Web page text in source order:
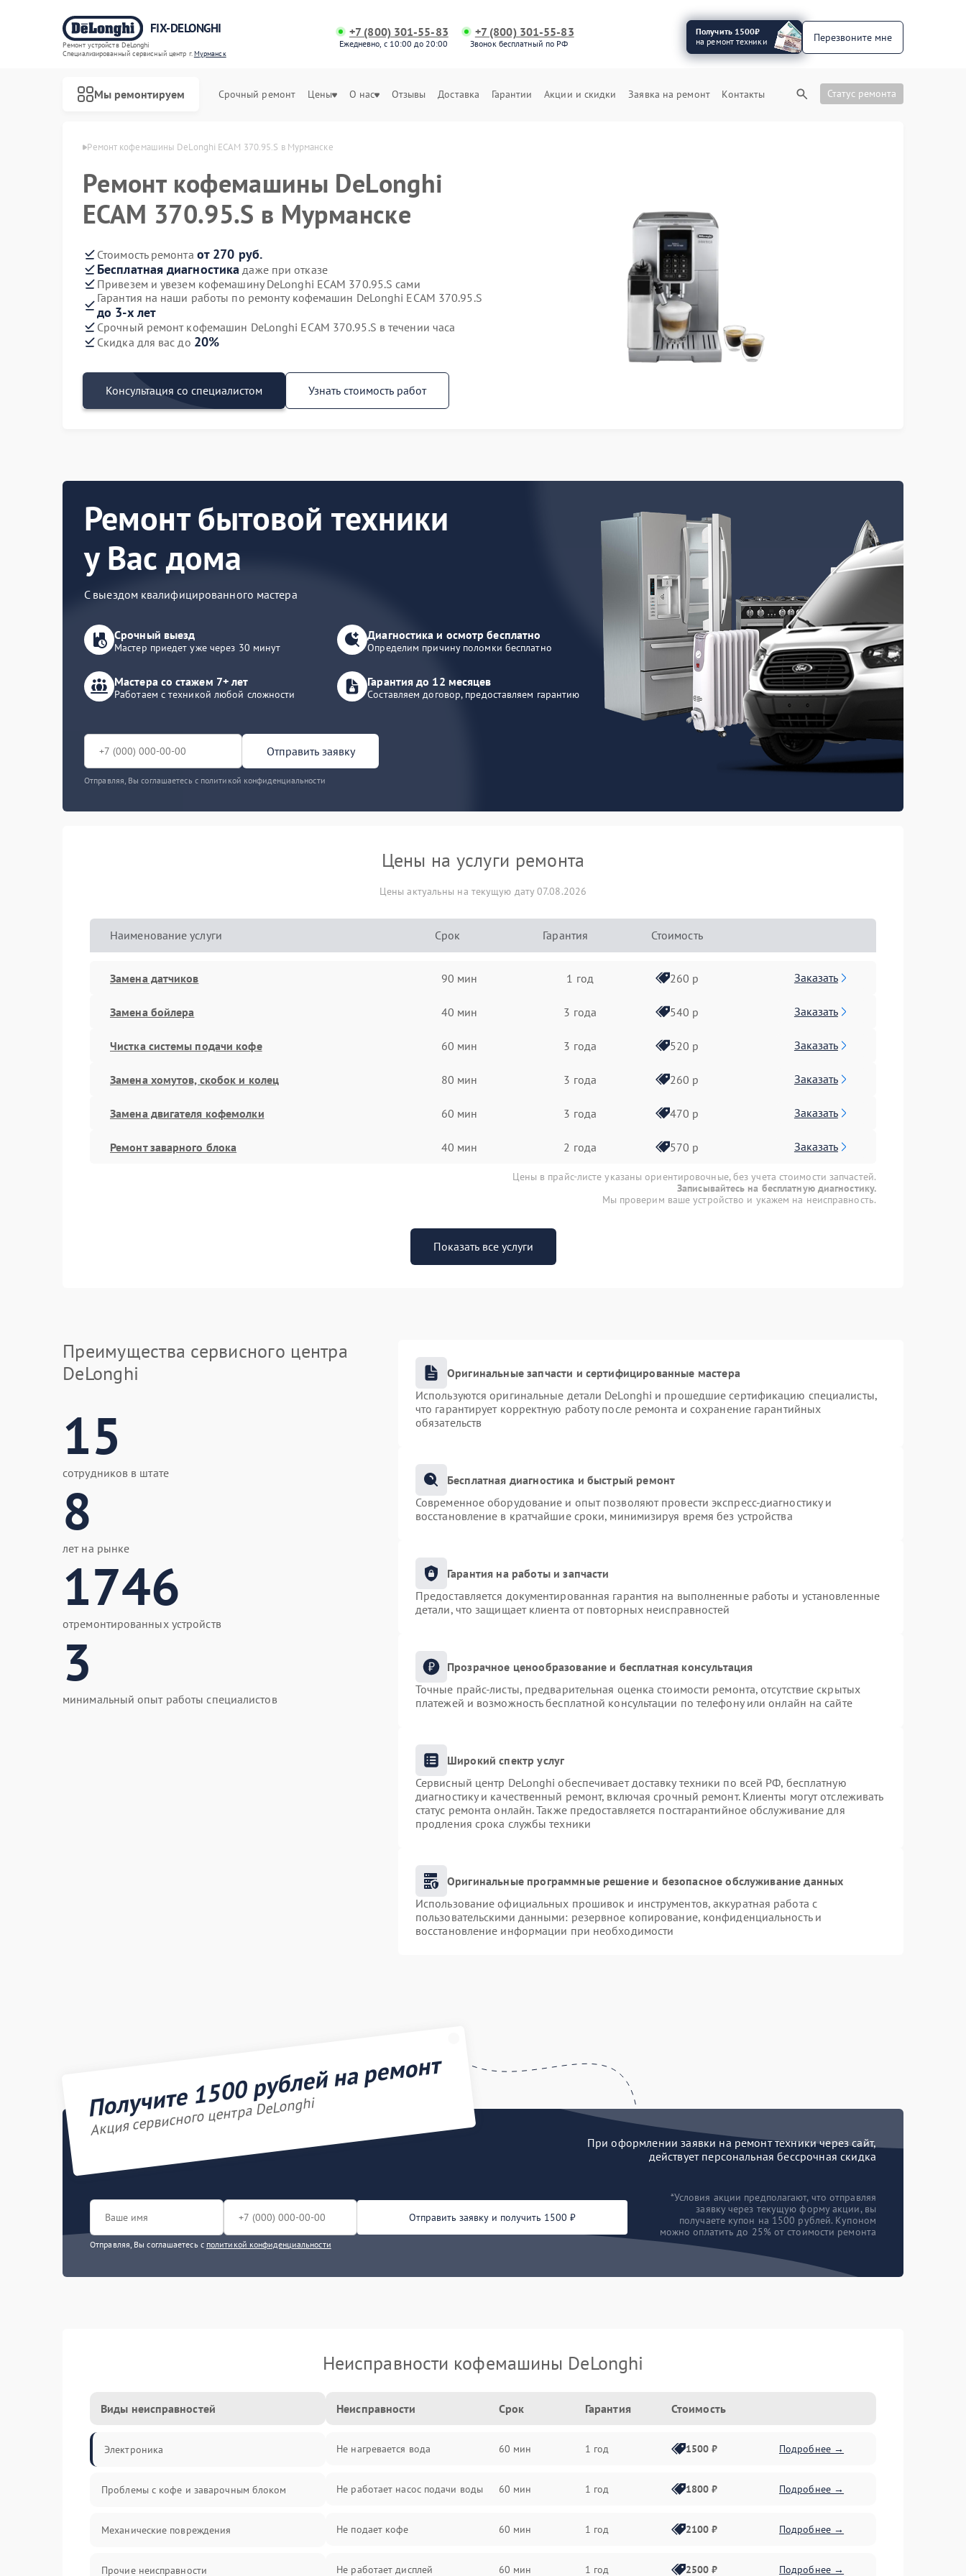
FIX-DELONGHI
Ремонт устройств DeLonghi
Специализированный cервисный центр г.Мурманск
+7 (800) 301-55-83
Ежедневно, с 10:00 до 20:00
+7 (800) 301-55-83
Звонок бесплатный по РФ
Получить 1500₽
на ремонт техники
Перезвоните мне
Мы ремонтируем Срочный ремонт Цены О нас Отзывы Доставка Гарантии Акции и скидки Заявка на ремонт Контакты Статус ремонта
в Мурманске Ремонт кофемашины DeLonghi ECAM 370.95.S в Мурманске
Ремонт кофемашины DeLonghi
ECAM 370.95.S в Мурманске
Стоимость ремонта от 270 руб.
Бесплатная диагностика даже при отказе
Привезем и увезем кофемашину DeLonghi ECAM 370.95.S сами
Гарантия на наши работы по ремонту кофемашин DeLonghi ECAM 370.95.S
до 3-х лет
Срочный ремонт кофемашин DeLonghi ECAM 370.95.S в течении часа
Скидка для вас до 20%
Консультация со специалистом Узнать стоимость работ
Ремонт бытовой техники
у Вас дома
С выездом квалифицированного мастера
Срочный выезд
Мастер приедет уже через 30 минут
Диагностика и осмотр бесплатно
Определим причину поломки бесплатно
Мастера со стажем 7+ лет
Работаем с техникой любой сложности
Гарантия до 12 месяцев
Составляем договор, предоставляем гарантию
Отправить заявку
Отправляя, Вы соглашаетесь с политикой конфиденциальности
Цены на услуги ремонта
Цены актуальны на текущую дату 07.08.2026
Наименование услуги Срок Гарантия Стоимость
Замена датчиков 90 мин 1 год 260 р Заказать
Замена бойлера 40 мин 3 года 540 р Заказать
Чистка системы подачи кофе 60 мин 3 года 520 р Заказать
Замена хомутов, скобок и колец 80 мин 3 года 260 р Заказать
Замена двигателя кофемолки 60 мин 3 года 470 р Заказать
Ремонт заварного блока 40 мин 2 года 570 р Заказать
Цены в прайс-листе указаны ориентировочные, без учета стоимости запчастей.
Записывайтесь на бесплатную диагностику.
Мы проверим ваше устройство и укажем на неисправность.
Показать все услуги
Преимущества сервисного центра
DeLonghi
15
сотрудников в штате
8
лет на рынке
1746
отремонтированных устройств
3
минимальный опыт работы специалистов
Оригинальные запчасти и сертифицированные мастера
Используются оригинальные детали DeLonghi и прошедшие сертификацию специалисты,
что гарантирует корректную работу после ремонта и сохранение гарантийных
обязательств
Бесплатная диагностика и быстрый ремонт
Современное оборудование и опыт позволяют провести экспресс-диагностику и
восстановление в кратчайшие сроки, минимизируя время без устройства
Гарантия на работы и запчасти
Предоставляется документированная гарантия на выполненные работы и установленные
детали, что защищает клиента от повторных неисправностей
Прозрачное ценообразование и бесплатная консультация
Точные прайс-листы, предварительная оценка стоимости ремонта, отсутствие скрытых
платежей и возможность бесплатной консультации по телефону или онлайн на сайте
Широкий спектр услуг
Сервисный центр DeLonghi обеспечивает доставку техники по всей РФ, бесплатную
диагностику и качественный ремонт, включая срочный ремонт. Клиенты могут отслеживать
статус ремонта онлайн. Также предоставляется постгарантийное обслуживание для
продления срока службы техники
Оригинальные программные решение и безопасное обслуживание данных
Использование официальных прошивок и инструментов, аккуратная работа с
пользовательскими данными: резервное копирование, конфиденциальность и
восстановление информации при необходимости
Получите 1500 рублей на ремонт
Акция сервисного центра DeLonghi
При оформлении заявки на ремонт техники через сайт,
действует персональная бессрочная скидка
Отправить заявку и получить 1500 ₽
Отправляя, Вы соглашаетесь с политикой конфиденциальности
*Условия акции предполагают, что отправляя
заявку через текущую форму акции, вы
получаете купон на 1500 рублей. Купоном
можно оплатить до 25% от стоимости ремонта
Неисправности кофемашины DeLonghi
Виды неисправностей
Электроника
Проблемы с кофе и заварочным блоком
Механические повреждения
Прочие неисправности
Неисправности Срок Гарантия Стоимость
Не нагревается вода 60 мин 1 год 1500 ₽ Подробнее →
Не работает насос подачи воды 60 мин 1 год 1800 ₽ Подробнее →
Не подает кофе 60 мин 1 год 2100 ₽ Подробнее →
Не работает дисплей 60 мин 1 год 2500 ₽ Подробнее →